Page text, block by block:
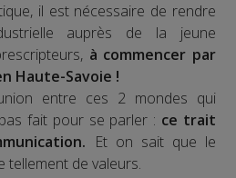
il est nécessaire de rendre
auprès de la jeune
à commencer par
Haute-Savoie !
entre ces 2 mondes qui
fait pour se parler : ce trait
Et on sait que le
tellement de valeurs.